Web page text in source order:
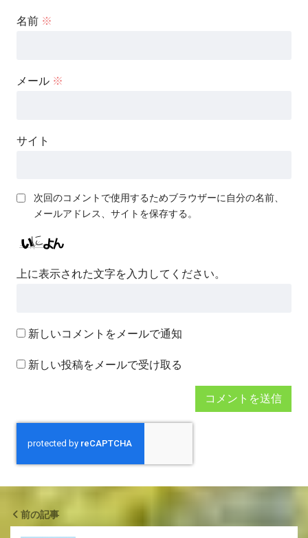
名前 ※
メール ※
サイト
次回のコメントで使用するためブラウザーに自分の名前、
メールアドレス、サイトを保存する。
上に表示された文字を入力してください。
新しいコメントをメールで通知
新しい投稿をメールで受け取る
前の記事